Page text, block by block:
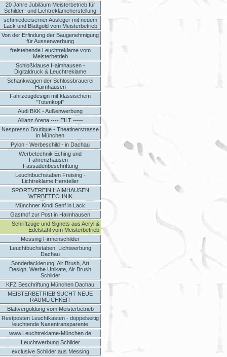
20 Jahre Jubiläum Meisterbetrieb für
Schilder- und Lichtreklameherstellung
schmiedeeiserner Ausleger mit neuem
Lack und Blattgold vom Meisterbetrieb
Von der Erfindung der Baugenehmigung
für Aussenwerbung
freistehende Leuchtreklame vom
Meisterbetrieb
Schloßklause Haimhausen -
Digitaldruck & Leuchtreklame
Schankwagen der Schlossbrauerei
Haimhausen
Fahrzeugdesign mit klassischem
"Totenkopf"
Audi BKK - Außenwerbung
Allianz Arena ---- EILT -----
Nespresso Boutique - Theatinerstrasse
in München
Pylon - Werbeschild - in Dachau
Werbetechnik Eching und
Fahrenzhausen -
Fassadenbeschriftung
Leuchtbuchstaben Freising -
Lichtreklame Hersteller
SPORTVEREIN HAIMHAUSEN
WERBETECHNIK
Münchner Kindl Senf in Lack
Gasthof zur Post in Haimhausen
Schriftzüge und Signets aus Acryl &
Edelstahl vom Meisterbetrieb
Messing Firmenschilder
Leuchtbuchstaben, Lichtwerbung
Dachau
Sonderlackierung, Air Brush, Art
Design, Werbe Unikate, Air Brush
Schilder
KFZ Beschriftung München Dachau
MEISTERBETRIEB SUCHT NEUE
RÄUMLICHKEIT
Blattvergoldung vom Meisterbetrieb
Restposten Leuchtkasten - doppelseitig
leuchtende Nasentransparente
www.Leuchtreklame-München.de
Leuchtwerbung Schilder
exclusive Schilder aus Messing